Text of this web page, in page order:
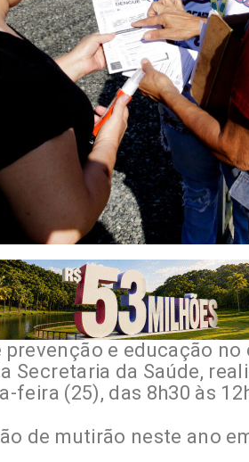
prevenção e educação no
Secretaria da Saúde,
feira (25), das 8h30 às
de mutirão neste ano